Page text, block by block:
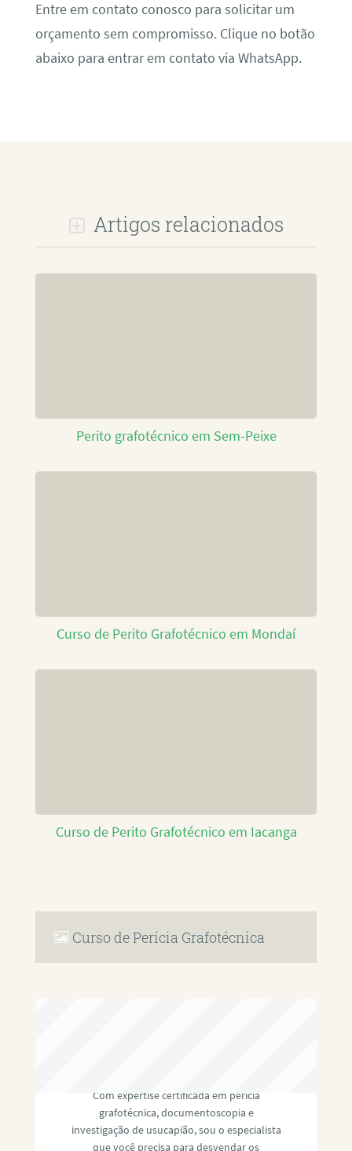
Entre em contato conosco para solicitar um
orçamento sem compromisso. Clique no botão
abaixo para entrar em contato via WhatsApp.
Artigos relacionados
Perito grafotécnico em Sem-Peixe
Curso de Perito Grafotécnico em Mondaí
Curso de Perito Grafotécnico em Iacanga
Curso de Perícia Grafotécnica
Com expertise certificada em perícia
grafotécnica, documentoscopia e
investigação de usucapião, sou o especialista
que você precisa para desvendar os